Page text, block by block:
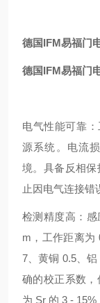
德国IFM易福门
德国IFM易福门
电气性能可靠
源系统。电流
境。具备反相
止因电气连接错
检测精度高：
m，工作距离为
7、黄铜 0.5、
确的校正系数
为 Sr 的 3 - 15%